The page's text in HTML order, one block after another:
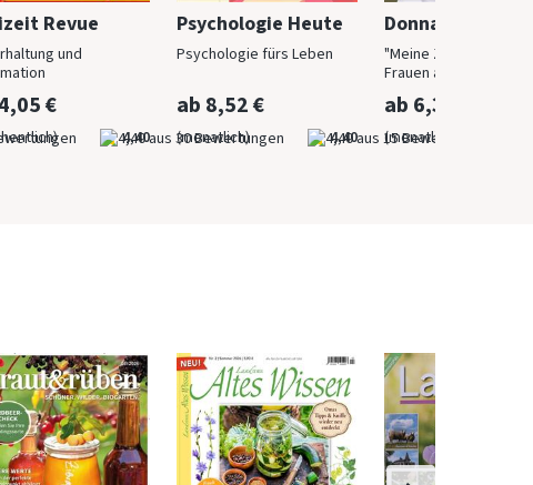
Revue
und
€
4,40
Psychologie Heute
Psychologie fürs Leben
ab 8,52 €
(monatlich) 4,40
Donna
"Meine Zeit ist jetzt":
Frauen ab 40
ab 6,30 €
(monatlich)